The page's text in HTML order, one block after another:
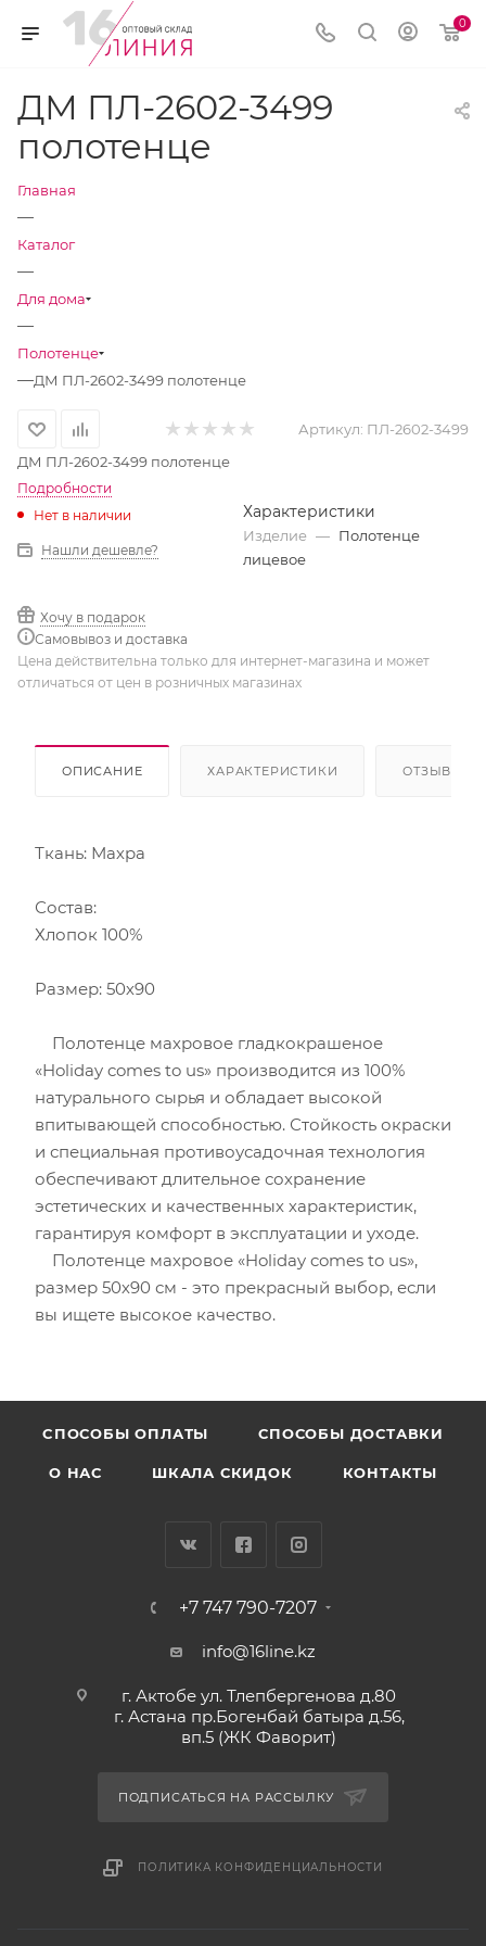
0
ДМ ПЛ-2602-3499
полотенце
Главная
—
Каталог
—
Для дома
—
Полотенце
—ДМ ПЛ-2602-3499 полотенце
Артикул: ПЛ-2602-3499
ДМ ПЛ-2602-3499 полотенце
Подробности
Нет в наличии
Нашли дешевле?
Хочу в подарок
Самовывоз и доставка
Характеристики
Изделие — Полотенце
лицевое
Цена действительна только для интернет-магазина и может
отличаться от цен в розничных магазинах
ОПИСАНИЕ ХАРАКТЕРИСТИКИ ОТЗЫВЫ
Ткань: Махра
Состав:
Хлопок 100%
Размер: 50х90
Полотенце махровое гладкокрашеное
«Holiday comes to us» производится из 100%
натурального сырья и обладает высокой
впитывающей способностью. Стойкость окраски
и специальная противоусадочная технология
обеспечивают длительное сохранение
эстетических и качественных характеристик,
гарантируя комфорт в эксплуатации и уходе.
Полотенце махровое «Holiday comes to us»,
размер 50х90 см - это прекрасный выбор, если
вы ищете высокое качество.
CПОСОБЫ ОПЛАТЫ СПОСОБЫ ДОСТАВКИ
О НАС ШКАЛА СКИДОК КОНТАКТЫ
+7 747 790-7207
info@16line.kz
г. Актобе ул. Тлепбергенова д.80
г. Астана пр.Богенбай батыра д.56,
вп.5 (ЖК Фаворит)
ПОДПИСАТЬСЯ НА РАССЫЛКУ
ПОЛИТИКА КОНФИДЕНЦИАЛЬНОСТИ